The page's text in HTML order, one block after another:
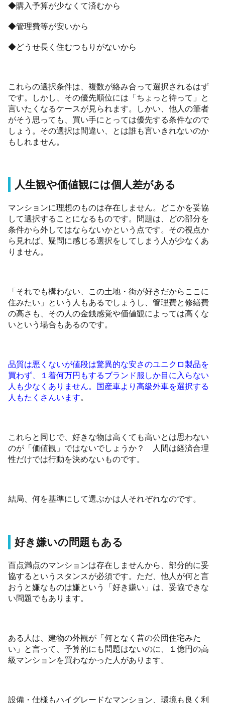
◆購入予算が少なくて済むから
◆管理費等が安いから
◆どうせ長く住むつもりがないから
これらの選択条件は、複数が絡み合って選択されるはず
です。しかし、その優先順位には「ちょっと待って」と
言いたくなるケースが見られます。しかい、他人の筆者
がそう思っても、買い手にとっては優先する条件なので
しょう。その選択は間違い、とは誰も言いきれないのか
もしれません。
人生観や価値観には個人差がある
マンションに理想のものは存在しません。どこかを妥協
して選択することになるものです。問題は、どの部分を
条件から外してはならないかという点です。その視点か
ら見れば、疑問に感じる選択をしてしまう人が少なくあ
りません。
「それでも構わない、この土地・街が好きだからここに
住みたい」という人もあるでしょうし、管理費と修繕費
の高さも、その人の金銭感覚や価値観によっては高くな
いという場合もあるのです。
品質は悪くないが値段は驚異的な安さのユニクロ製品を
買わず、１着何万円もするブランド服しか目に入らない
人も少なくありません。国産車より高級外車を選択する
人もたくさんいます。
これらと同じで、好きな物は高くても高いとは思わない
のが「価値観」ではないでしょうか？ 人間は経済合理
性だけでは行動を決めないものです。
結局、何を基準にして選ぶかは人それぞれなのです。
好き嫌いの問題もある
百点満点のマンションは存在しませんから、部分的に妥
協するというスタンスが必須です。ただ、他人が何と言
おうと嫌なものは嫌という「好き嫌い」は、妥協できな
い問題でもあります。
ある人は、建物の外観が「何となく昔の公団住宅みた
い」と言って、予算的にも問題はないのに、１億円の高
級マンションを買わなかった人があります。
設備・仕様もハイグレードなマンション、環境も良く利